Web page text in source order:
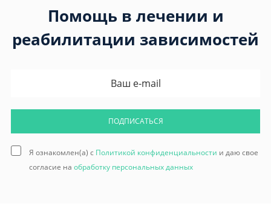
Помощь в лечении и
реабилитации зависимостей
ПОДПИСАТЬСЯ
Я ознакомлен(а) с Политикой конфиденциальности и даю свое
согласие на обработку персональных данных